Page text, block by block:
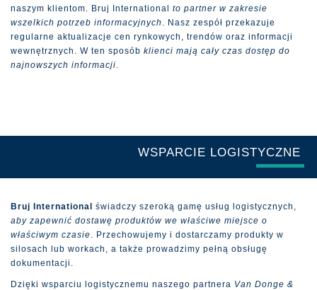
naszym klientom. Bruj International to partner w zakresie
wszelkich potrzeb informacyjnych . Nasz zespół przekazuje
regularne aktualizacje cen rynkowych, trendów oraz informacji
wewnętrznych. W ten sposób klienci mają cały czas dostęp do
najnowszych informacji.
WSPARCIE LOGISTYCZNE
Bruj International
świadczy szeroką gamę usług logistycznych,
aby zapewnić dostawę produktów we właściwe miejsce o
właściwym czasie. Przechowujemy i dostarczamy produkty w
silosach lub workach, a także prowadzimy pełną obsługę
dokumentacji.
Dzięki wsparciu logistycznemu naszego partnera Van Donge &